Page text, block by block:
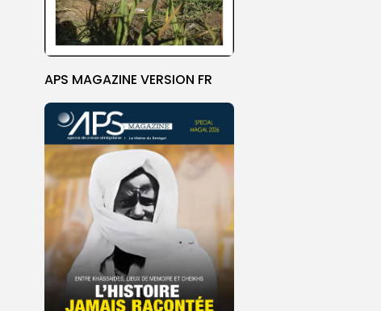
APS MAGAZINE VERSION FR